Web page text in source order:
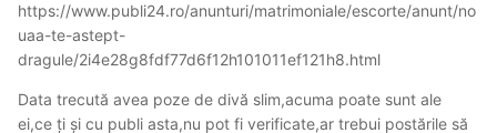
https://www.publi24.ro/anunturi/matrimoniale/escorte/anunt/no
uaa-te-astept-
dragule/2i4e28g8fdf77d6f12h101011ef121h8.html
Data trecută avea poze de divă slim,acuma poate sunt ale
ei,ce ți și cu publi asta,nu pot fi verificate,ar trebui postările să